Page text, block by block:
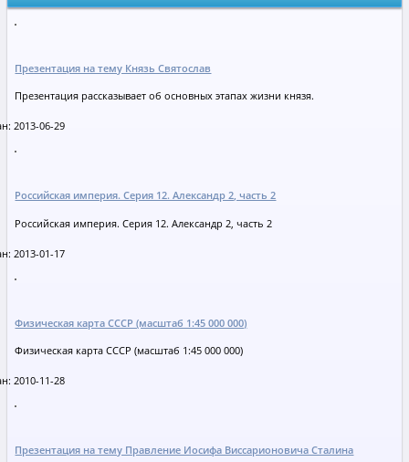
Презентация на тему Князь Святослав
Презентация рассказывает об основных этапах жизни князя.
2013-06-29
Российская империя. Серия 12. Александр 2, часть 2
Российская империя. Серия 12. Александр 2, часть 2
2013-01-17
Физическая карта СССР (масштаб 1:45 000 000)
Физическая карта СССР (масштаб 1:45 000 000)
2010-11-28
Презентация на тему Правление Иосифа Виссарионовича Сталина